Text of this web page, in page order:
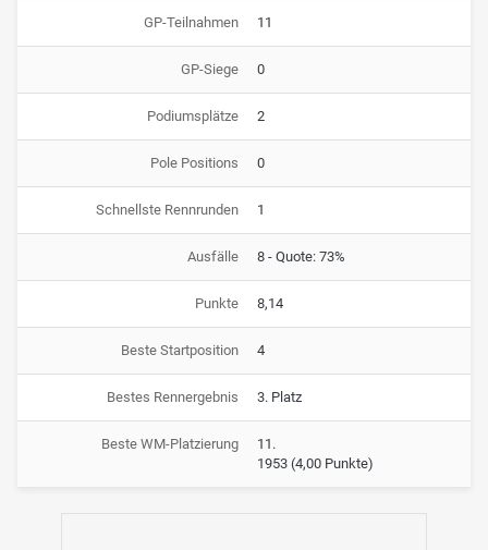
GP-Teilnahmen 11
GP-Siege 0
Podiumsplätze 2
Pole Positions 0
Schnellste Rennrunden 1
Ausfälle 8 - Quote: 73%
Punkte 8,14
Beste Startposition 4
Bestes Rennergebnis 3. Platz
Beste WM-Platzierung
11.
1953 (4,00 Punkte)